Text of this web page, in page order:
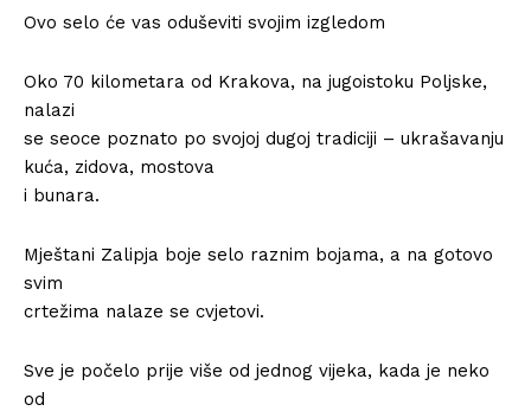
Ovo selo će vas oduševiti svojim izgledom
Oko 70 kilometara od Krakova, na jugoistoku Poljske,
nalazi
se seoce poznato po svojoj dugoj tradiciji – ukrašavanju
kuća, zidova, mostova
i bunara.
Mještani Zalipja boje selo raznim bojama, a na gotovo
svim
crtežima nalaze se cvjetovi.
Sve je počelo prije više od jednog vijeka, kada je neko
od